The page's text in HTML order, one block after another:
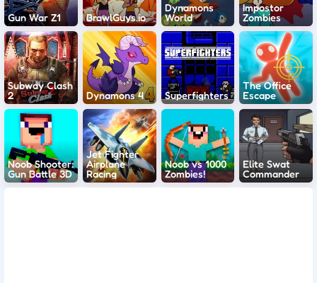
Gun War Z1 BrawlGuys.io
Dynamons
World
Impostor
Zombies
Subway Clash
2
Dynamons 4 Superfighters
The Office
Escape
Noob Shooter:
Gun Battle 3D
Jet Fighter
Airplane
Racing
Noob vs 1000
Zombies!
Elite Swat
Commander